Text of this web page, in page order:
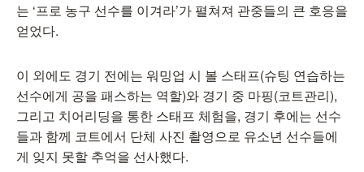
는 ‘프로 농구 선수를 이겨라’가 펼쳐져 관중들의 큰 호응을
얻었다.
이 외에도 경기 전에는 워밍업 시 볼 스태프(슈팅 연습하는
선수에게 공을 패스하는 역할)와 경기 중 마핑(코트관리),
그리고 치어리딩을 통한 스태프 체험을, 경기 후에는 선수
들과 함께 코트에서 단체 사진 촬영으로 유소년 선수들에
게 잊지 못할 추억을 선사했다.